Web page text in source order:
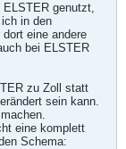
genutzt,
in den
eine andere
bei ELSTER
zu Zoll statt
sein kann.
eine komplett
Schema: